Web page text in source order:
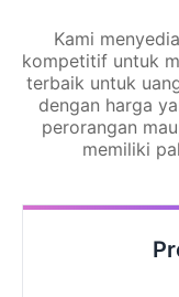
Kami
kompetitif untuk
terbaik untuk
dengan harga
perorangan
memiliki